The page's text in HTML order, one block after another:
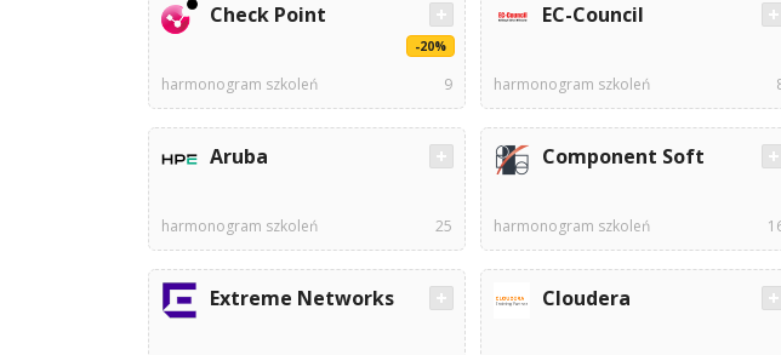
Check Point
-20%
harmonogram szkoleń 9
EC-Council
harmonogram szkoleń
Aruba
harmonogram szkoleń 25
Component Soft
harmonogram szkoleń
Extreme Networks Cloudera